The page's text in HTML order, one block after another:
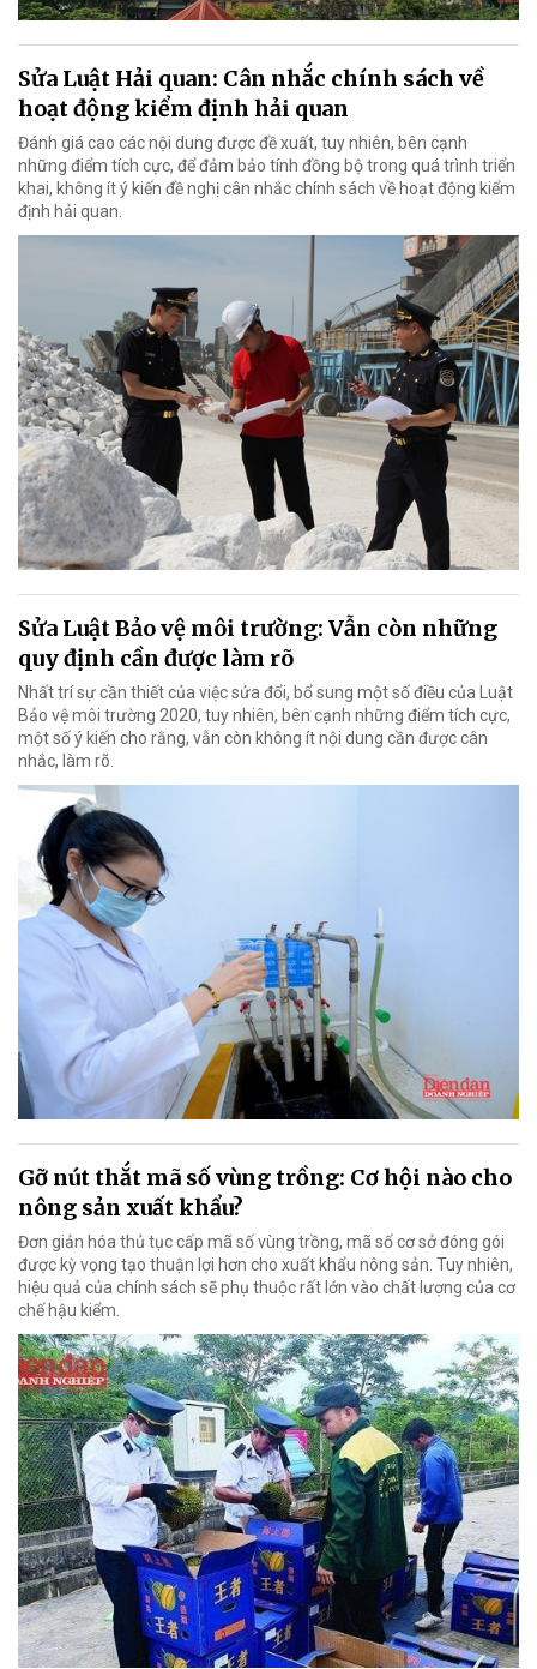
Sửa Luật Hải quan: Cân nhắc chính sách về
hoạt động kiểm định hải quan
Đánh giá cao các nội dung được đề xuất, tuy nhiên, bên cạnh
những điểm tích cực, để đảm bảo tính đồng bộ trong quá trình triển
khai, không ít ý kiến đề nghị cân nhắc chính sách về hoạt động kiểm
định hải quan.
Sửa Luật Bảo vệ môi trường: Vẫn còn những
quy định cần được làm rõ
Nhất trí sự cần thiết của việc sửa đổi, bổ sung một số điều của Luật
Bảo vệ môi trường 2020, tuy nhiên, bên cạnh những điểm tích cực,
một số ý kiến cho rằng, vẫn còn không ít nội dung cần được cân
nhắc, làm rõ.
Gỡ nút thắt mã số vùng trồng: Cơ hội nào cho
nông sản xuất khẩu?
Đơn giản hóa thủ tục cấp mã số vùng trồng, mã số cơ sở đóng gói
được kỳ vọng tạo thuận lợi hơn cho xuất khẩu nông sản. Tuy nhiên,
hiệu quả của chính sách sẽ phụ thuộc rất lớn vào chất lượng của cơ
chế hậu kiểm.